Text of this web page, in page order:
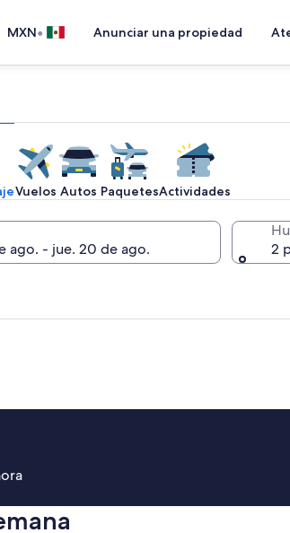
MXN• Anunciar una propiedad
Vuelos Autos PaquetesActividades
ago. - jue. 20 de ago.
2